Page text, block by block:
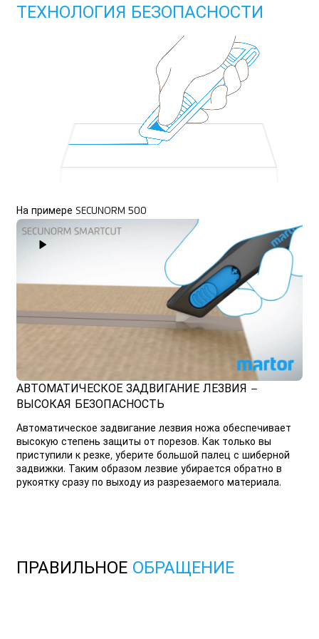
ТЕХНОЛОГИЯ БЕЗОПАСНОСТИ
АВТОМАТИЧЕСКОЕ ЗАДВИГАНИЕ ЛЕЗВИЯ –
ВЫСОКАЯ БЕЗОПАСНОСТЬ
Автоматическое задвигание лезвия ножа обеспечивает
высокую степень защиты от порезов. Как только вы
приступили к резке, уберите большой палец с шиберной
задвижки. Таким образом лезвие убирается обратно в
рукоятку сразу по выходу из разрезаемого материала.
На примере SECUNORM 500
Play Video
ПРАВИЛЬНОЕ ОБРАЩЕНИЕ